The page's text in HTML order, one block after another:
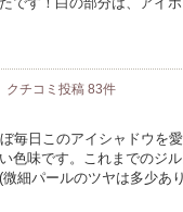
クチコミ投稿 83件
毎日このアイシャドウを
色味です。これまでのジ
細パールのツヤは多少あ